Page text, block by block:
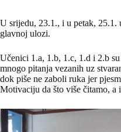
U srijedu, 23.1., i u petak,
glavnoj ulozi.
Učenici 1.a, 1.b, 1.c, 1.d i 2.b
mnogo pitanja vezanih uz
dok piše ne zaboli ruka jer
Motivaciju da što više čitamo, a